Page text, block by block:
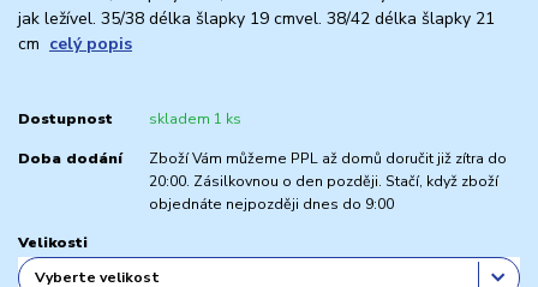
jak ležível. 35/38 délka šlapky 19 cmvel. 38/42 délka šlapky 21
cm celý popis
Dostupnost skladem 1 ks
Doba dodání
Zboží Vám můžeme PPL až domů doručit již zítra do
20:00. Zásilkovnou o den později. Stačí, když zboží
objednáte nejpozději dnes do 9:00
Velikosti